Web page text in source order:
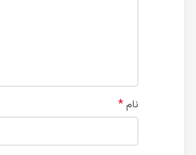
نام *